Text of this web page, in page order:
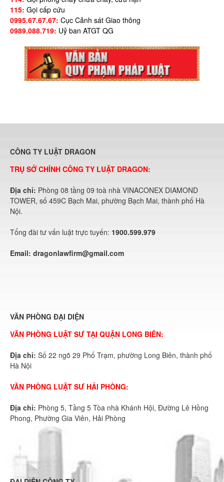
115: Gọi cấp cứu
0995.67.67.67: Cục Cảnh sát Giao thông
0989.088.719: Uỷ ban ATGT QG
CÔNG TY LUẬT DRAGON
TRỤ SỞ CHÍNH CÔNG TY LUẬT DRAGON:
Địa chỉ: Phòng 08 tầng 09 toà nhà VINACONEX DIAMOND
TOWER, số 459C Bạch Mai, phường Bạch Mai, thành phố Hà
Nội.
Tổng đài tư vấn luật trực tuyến: 1900.599.979
Email: dragonlawfirm@gmail.com
VĂN PHÒNG ĐẠI DIỆN
VĂN PHÒNG LUẬT SƯ TẠI QUẬN LONG BIÊN:
Địa chỉ: Số 22 ngõ 29 Phố Trạm, phường Long Biên, thành phố
Hà Nội
VĂN PHÒNG LUẬT SƯ HẢI PHÒNG:
Địa chỉ: Phòng 5, Tầng 5 Tòa nhà Khánh Hội, Đường Lê Hồng
Phong, Phường Gia Viên, Hải Phòng